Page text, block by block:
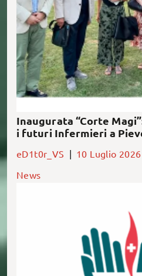
Inaugurata “Corte
i futuri Infermieri a
eD1t0r_VS | 10 Luglio 2026
News